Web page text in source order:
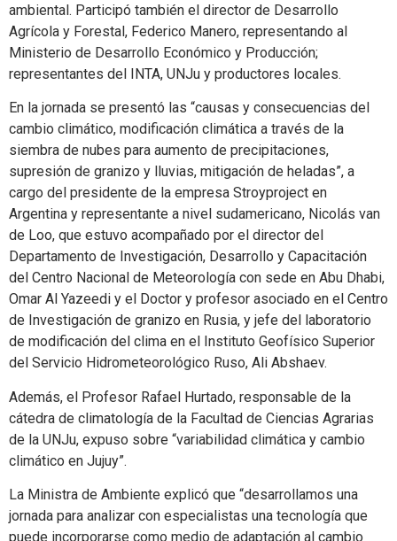
ambiental. Participó también el director de Desarrollo
Agrícola y Forestal, Federico Manero, representando al
Ministerio de Desarrollo Económico y Producción;
representantes del INTA, UNJu y productores locales.
En la jornada se presentó las “causas y consecuencias del
cambio climático, modificación climática a través de la
siembra de nubes para aumento de precipitaciones,
supresión de granizo y lluvias, mitigación de heladas”, a
cargo del presidente de la empresa Stroyproject en
Argentina y representante a nivel sudamericano, Nicolás van
de Loo, que estuvo acompañado por el director del
Departamento de Investigación, Desarrollo y Capacitación
del Centro Nacional de Meteorología con sede en Abu Dhabi,
Omar Al Yazeedi y el Doctor y profesor asociado en el Centro
de Investigación de granizo en Rusia, y jefe del laboratorio
de modificación del clima en el Instituto Geofísico Superior
del Servicio Hidrometeorológico Ruso, Ali Abshaev.
Además, el Profesor Rafael Hurtado, responsable de la
cátedra de climatología de la Facultad de Ciencias Agrarias
de la UNJu, expuso sobre “variabilidad climática y cambio
climático en Jujuy”.
La Ministra de Ambiente explicó que “desarrollamos una
jornada para analizar con especialistas una tecnología que
puede incorporarse como medio de adaptación al cambio